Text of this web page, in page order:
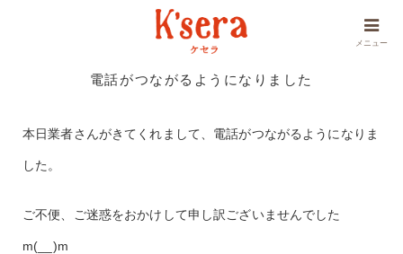
電話がつながるようになりました
本日業者さんがきてくれまして、電話がつながるようになりま
した。
ご不便、ご迷惑をおかけして申し訳ございませんでした
m(__)m
メニュー